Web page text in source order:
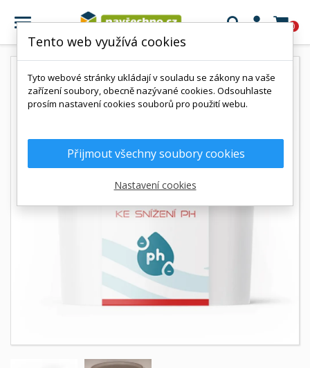
 0
Tento web využívá cookies
Tyto webové stránky ukládají v souladu se zákony na vaše
zařízení soubory, obecně nazývané cookies. Odsouhlaste
prosím nastavení cookies souborů pro použití webu.
Přijmout všechny soubory cookies
Nastavení cookies